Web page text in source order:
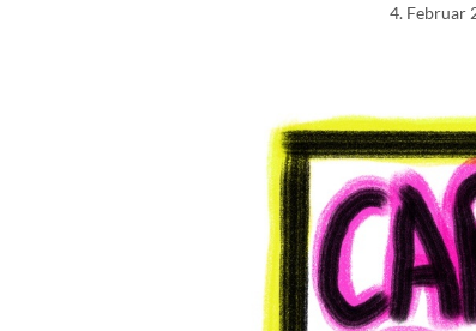
4. Februar